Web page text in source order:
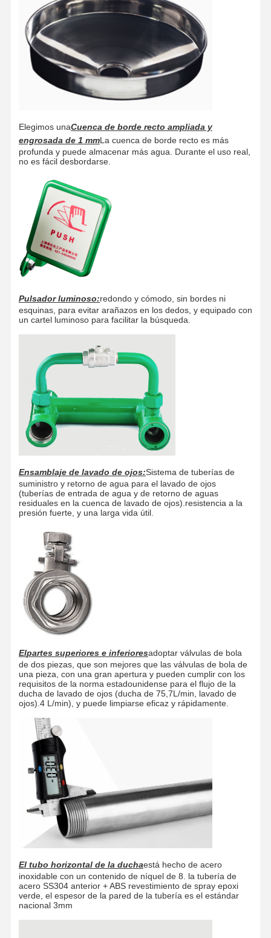
Estación de lavado de ojos cerrada
Enjuague para ojos con calefacción eléctrica
Enjuague para ojos resistente a la congelación
Enjuague para ojos de emergencia portátil
Partes de repuesto para el lavado de ojos
Elegimos unaCuenca de borde recto ampliada y
engrosada de 1 mmLa cuenca de borde recto es más
profunda y puede almacenar más agua. Durante el uso real,
no es fácil desbordarse.
Pulsador luminoso:redondo y cómodo, sin bordes ni
esquinas, para evitar arañazos en los dedos, y equipado con
un cartel luminoso para facilitar la búsqueda.
Ensamblaje de lavado de ojos:Sistema de tuberías de
suministro y retorno de agua para el lavado de ojos
(tuberías de entrada de agua y de retorno de aguas
residuales en la cuenca de lavado de ojos).resistencia a la
presión fuerte, y una larga vida útil.
Elpartes superiores e inferioresadoptar válvulas de bola
de dos piezas, que son mejores que las válvulas de bola de
una pieza, con una gran apertura y pueden cumplir con los
requisitos de la norma estadounidense para el flujo de la
ducha de lavado de ojos (ducha de 75,7L/min, lavado de
ojos).4 L/min), y puede limpiarse eficaz y rápidamente.
El tubo horizontal de la duchaestá hecho de acero
inoxidable con un contenido de níquel de 8. la tubería de
acero SS304 anterior + ABS revestimiento de spray epoxi
verde, el espesor de la pared de la tubería es el estándar
nacional 3mm